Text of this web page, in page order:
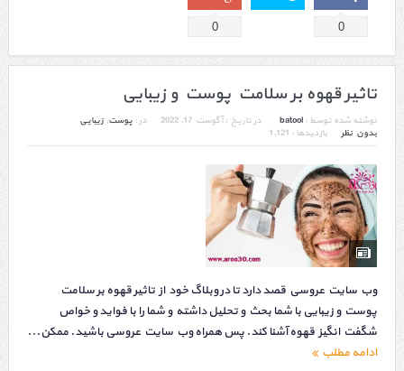
0
0
تاثیر قهوه بر سلامت پوست و زیبایی
نوشته شده توسط : batool در تاریخ :آگوست 17, 2022 در : پوست, زیبایی
بدون نظر
بازدیدها : 1,121
وب سایت عروسی قصد دارد تا در وبلاگ خود از تاثیر قهوه بر سلامت
پوست و زیبایی با شما بحث و تحلیل داشته و شما را با فواید و خواص
شگفت انگیز قهوه آشنا کند. پس همراه وب سایت عروسی باشید. ممکن...
ادامه مطلب